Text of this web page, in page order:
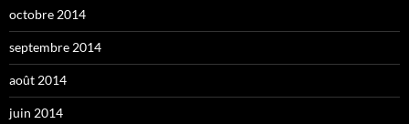
octobre 2014
septembre 2014
août 2014
juin 2014